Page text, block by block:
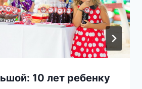
10 лет ребенку